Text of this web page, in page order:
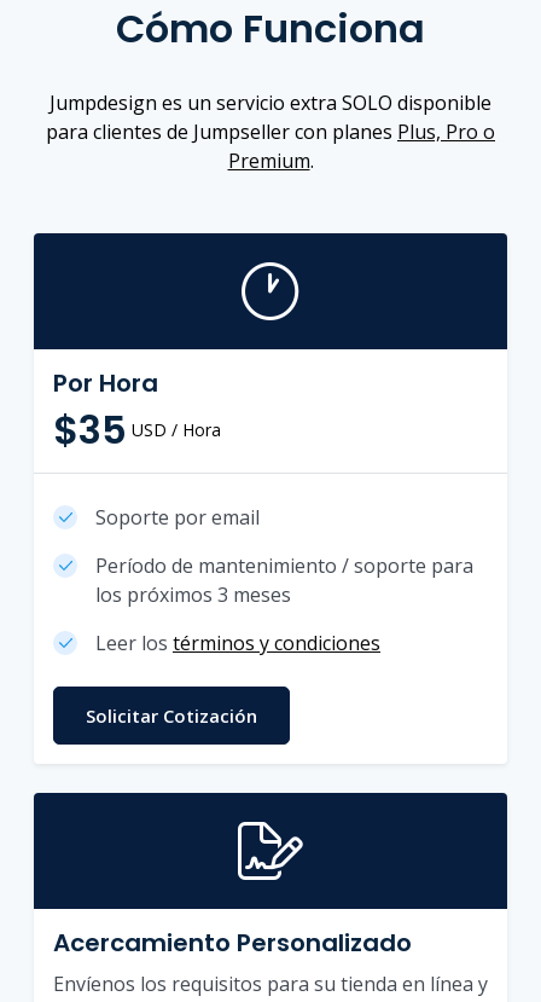
Cómo Funciona
Jumpdesign es un servicio extra SOLO disponible
para clientes de Jumpseller con planes Plus, Pro o
Premium.
Por Hora
$35 USD / Hora
Soporte por email
Período de mantenimiento / soporte para
los próximos 3 meses
Leer los términos y condiciones
Solicitar Cotización
Acercamiento Personalizado
Envíenos los requisitos para su tienda en línea y